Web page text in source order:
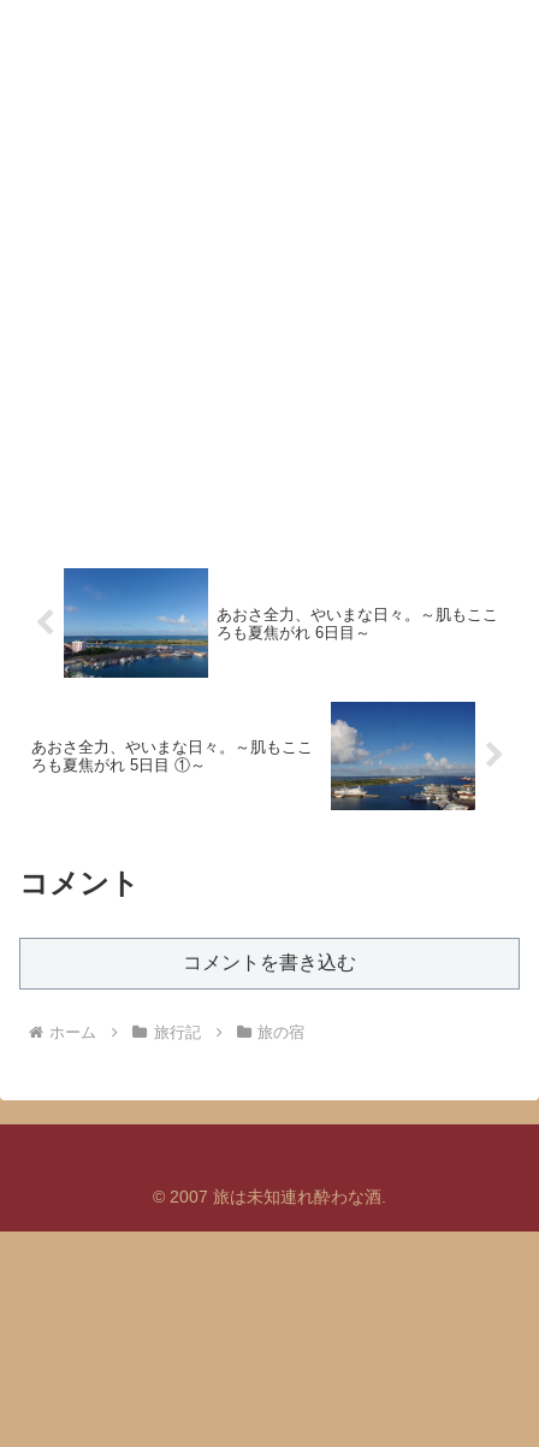
あおさ全力、やいまな日々。～肌もここ
ろも夏焦がれ 6日目～
あおさ全力、やいまな日々。～肌もここ
ろも夏焦がれ 5日目 ①～
コメント
コメントを書き込む
ホーム 旅行記 旅の宿
© 2007 旅は未知連れ酔わな酒.